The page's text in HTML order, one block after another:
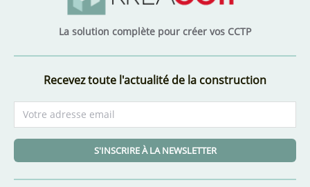
La solution complète pour créer vos CCTP
Recevez toute l'actualité de la construction
S'INSCRIRE À LA NEWSLETTER